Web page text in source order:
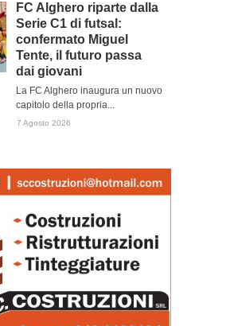
FC Alghero riparte dalla
Serie C1 di futsal:
confermato Miguel
Tente, il futuro passa
dai giovani
La FC Alghero inaugura un nuovo
capitolo della propria...
7 Agosto 2026